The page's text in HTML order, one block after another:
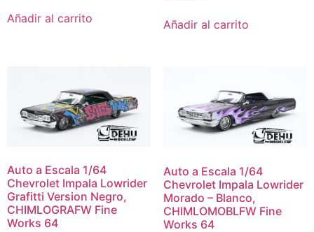
Añadir al carrito Añadir al carrito
Auto a Escala 1/64
Chevrolet Impala Lowrider
Grafitti Version Negro,
CHIMLOGRAFW Fine
Works 64
Auto a Escala 1/64
Chevrolet Impala Lowrider
Morado – Blanco,
CHIMLOMOBLFW Fine
Works 64